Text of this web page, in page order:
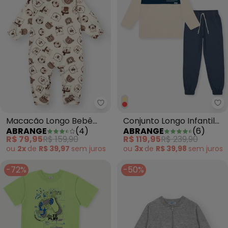
Abrange - Macacão Longo
Macacão Longo Bebê
Menino Ursinhos Bege
ABRANGE (4)
R$ 79,95R$ 159,90
ou 2x de R$ 39,97 sem juros
Conjunto Longo Infantil
Menino Explorer Bege
ABRANGE (6)
R$ 119,95R$ 239,90
ou 3x de R$ 39,98 sem juros
-72% -50%